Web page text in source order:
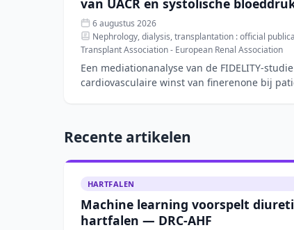
van UACR en systolische
6 augustus 2026
Nephrology, dialysis, transplantation : official
Transplant Association - European Renal Association
Een mediationanalyse van de FIDELITY-
cardiovasculaire winst van finerenone bij
Recente artikelen
HARTFALEN
Machine learning voorspelt
hartfalen — DRC-AHF